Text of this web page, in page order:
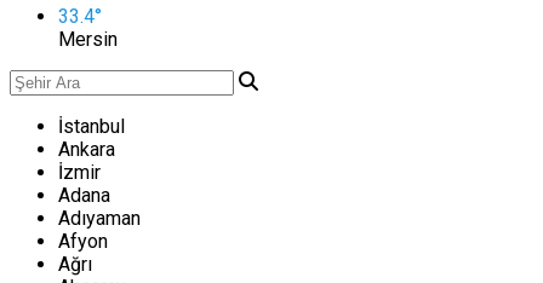
33.4°
Mersin
İstanbul
Ankara
İzmir
Adana
Adıyaman
Afyon
Ağrı